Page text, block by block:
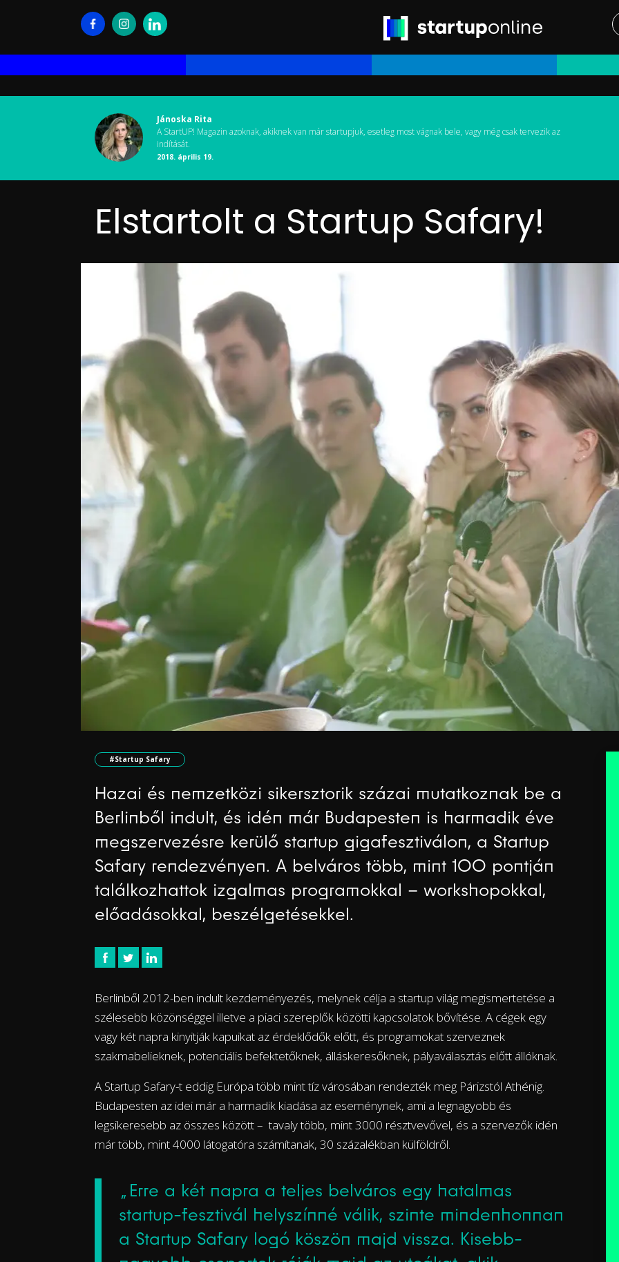
Jánoska Rita
A StartUP! Magazin azoknak, akiknek van már startupjuk, esetleg most vágnak bele, vagy még csak tervezik az
indítását.
2018. április 19.
Elstartolt a Startup Safary!
#Startup Safary
Hazai és nemzetközi sikersztorik százai mutatkoznak be a
Berlinből indult, és idén már Budapesten is harmadik éve
megszervezésre kerülő startup gigafesztiválon, a Startup
Safary rendezvényen. A belváros több, mint 100 pontján
találkozhattok izgalmas programokkal – workshopokkal,
előadásokkal, beszélgetésekkel.
Berlinből 2012-ben indult kezdeményezés, melynek célja a startup világ megismertetése a
szélesebb közönséggel illetve a piaci szereplők közötti kapcsolatok bővítése. A cégek egy
vagy két napra kinyitják kapuikat az érdeklődők előtt, és programokat szerveznek
szakmabelieknek, potenciális befektetőknek, álláskeresőknek, pályaválasztás előtt állóknak.
A Startup Safary-t eddig Európa több mint tíz városában rendezték meg Párizstól Athénig.
Budapesten az idei már a harmadik kiadása az eseménynek, ami a legnagyobb és
legsikeresebb az összes között – tavaly több, mint 3000 résztvevővel, és a szervezők idén
már több, mint 4000 látogatóra számítanak, 30 százalékban külföldről.
„Erre a két napra a teljes belváros egy hatalmas
startup-fesztivál helyszínné válik, szinte mindenhonnan
a Startup Safary logó köszön majd vissza. Kisebb-